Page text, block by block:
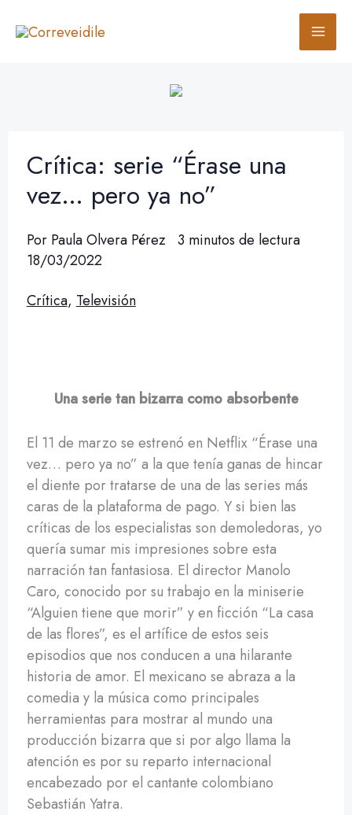
Crítica: serie “Érase una
vez… pero ya no”
Por Paula Olvera Pérez
3 minutos de lectura
18/03/2022
Crítica, Televisión
Una serie tan bizarra como absorbente
El 11 de marzo se estrenó en Netflix “Érase una
vez… pero ya no” a la que tenía ganas de hincar
el diente por tratarse de una de las series más
caras de la plataforma de pago. Y si bien las
críticas de los especialistas son demoledoras, yo
quería sumar mis impresiones sobre esta
narración tan fantasiosa. El director Manolo
Caro, conocido por su trabajo en la miniserie
“Alguien tiene que morir” y en ficción “La casa
de las flores”, es el artífice de estos seis
episodios que nos conducen a una hilarante
historia de amor. El mexicano se abraza a la
comedia y la música como principales
herramientas para mostrar al mundo una
producción bizarra que si por algo llama la
atención es por su reparto internacional
encabezado por el cantante colombiano
Sebastián Yatra.
u